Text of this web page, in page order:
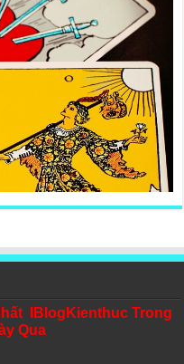
IBlogKienthuc Trong
Qua